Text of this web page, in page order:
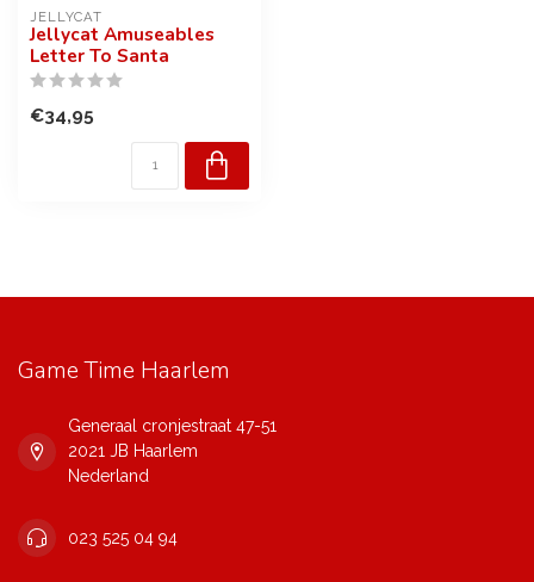
JELLYCAT
Jellycat Amuseables
Letter To Santa
€34,95
Game Time Haarlem
Generaal cronjestraat 47-51
2021 JB Haarlem
Nederland
023 525 04 94